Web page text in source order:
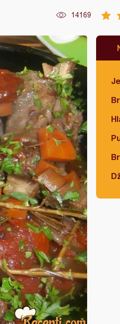
14169